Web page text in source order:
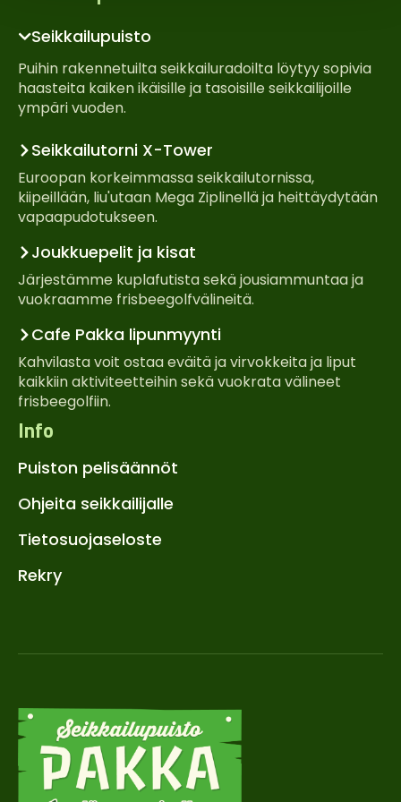
Seikkailupuisto
Puihin rakennetuilta seikkailuradoilta löytyy sopivia
haasteita kaiken ikäisille ja tasoisille seikkailijoille
ympäri vuoden.
Seikkailutorni X-Tower
Euroopan korkeimmassa seikkailutornissa,
kiipeillään, liu'utaan Mega Ziplinellä ja heittäydytään
vapaapudotukseen.
Joukkuepelit ja kisat
Järjestämme kuplafutista sekä jousiammuntaa ja
vuokraamme frisbeegolfvälineitä.
Cafe Pakka lipunmyynti
Kahvilasta voit ostaa eväitä ja virvokkeita ja liput
kaikkiin aktiviteetteihin sekä vuokrata välineet
frisbeegolfiin.
Info
Puiston pelisäännöt
Ohjeita seikkailijalle
Tietosuojaseloste
Rekry